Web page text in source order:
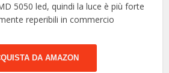
5050 led, quindi la luce è più forte
reperibili in commercio
DA AMAZON